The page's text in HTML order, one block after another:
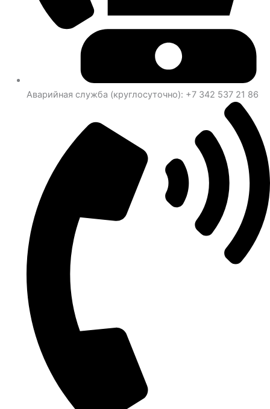
Аварийная служба (круглосуточно): +7 342 537 21 86